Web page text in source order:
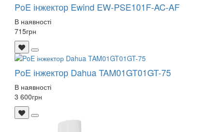
PoE інжектор Ewind EW-PSE101F-AC-AF
В наявності
715грн
PoE інжектор Dahua TAM01GT01GT-75
В наявності
3 600грн